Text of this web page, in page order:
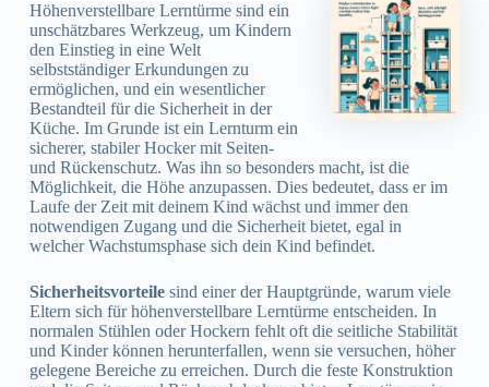
Höhenverstellbare Lerntürme sind ein
unschätzbares Werkzeug, um Kindern
den Einstieg in eine Welt
selbstständiger Erkundungen zu
ermöglichen, und ein wesentlicher
Bestandteil für die Sicherheit in der
Küche. Im Grunde ist ein Lernturm ein
sicherer, stabiler Hocker mit Seiten-
und Rückenschutz. Was ihn so besonders macht, ist die
Möglichkeit, die Höhe anzupassen. Dies bedeutet, dass er im
Laufe der Zeit mit deinem Kind wächst und immer den
notwendigen Zugang und die Sicherheit bietet, egal in
welcher Wachstumsphase sich dein Kind befindet.
Sicherheitsvorteilesind einer der Hauptgründe, warum viele
Eltern sich für höhenverstellbare Lerntürme entscheiden. In
normalen Stühlen oder Hockern fehlt oft die seitliche Stabilität
und Kinder können herunterfallen, wenn sie versuchen, höher
gelegene Bereiche zu erreichen. Durch die feste Konstruktion